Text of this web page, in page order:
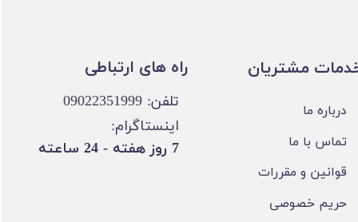
مشتریان
درباره ما
تماس با ما
قوانین و مقررات
حریم خصوصی
تلفن: 09022351999
اینستاگرام:
​7 روز هفته - 24 ساعته ​​​​​​​
​​راه های ارتباطی